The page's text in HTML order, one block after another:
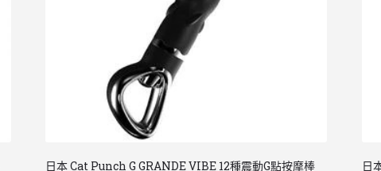
日本 Cat Punch G GRANDE VIBE 12種震動G點按摩棒
日